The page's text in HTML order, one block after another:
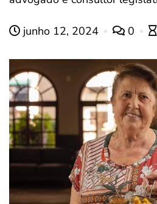
junho 12, 2024 0